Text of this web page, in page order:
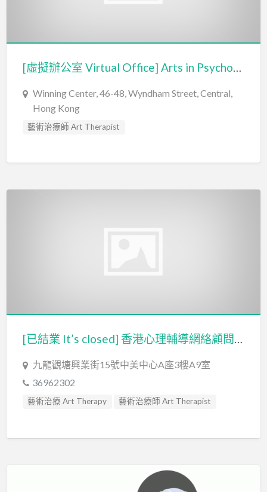
[虛擬辦公室 Virtual Office] Arts in Psychotherapy
Winning Center, 46-48, Wyndham Street, Central,
Hong Kong
藝術治療師 Art Therapist
[已結業 It’s closed] 香港心理輔導網絡顧問公司
九龍觀塘興業街15號中美中心A座3樓A9室
36962302
藝術治療 Art Therapy
藝術治療師 Art Therapist